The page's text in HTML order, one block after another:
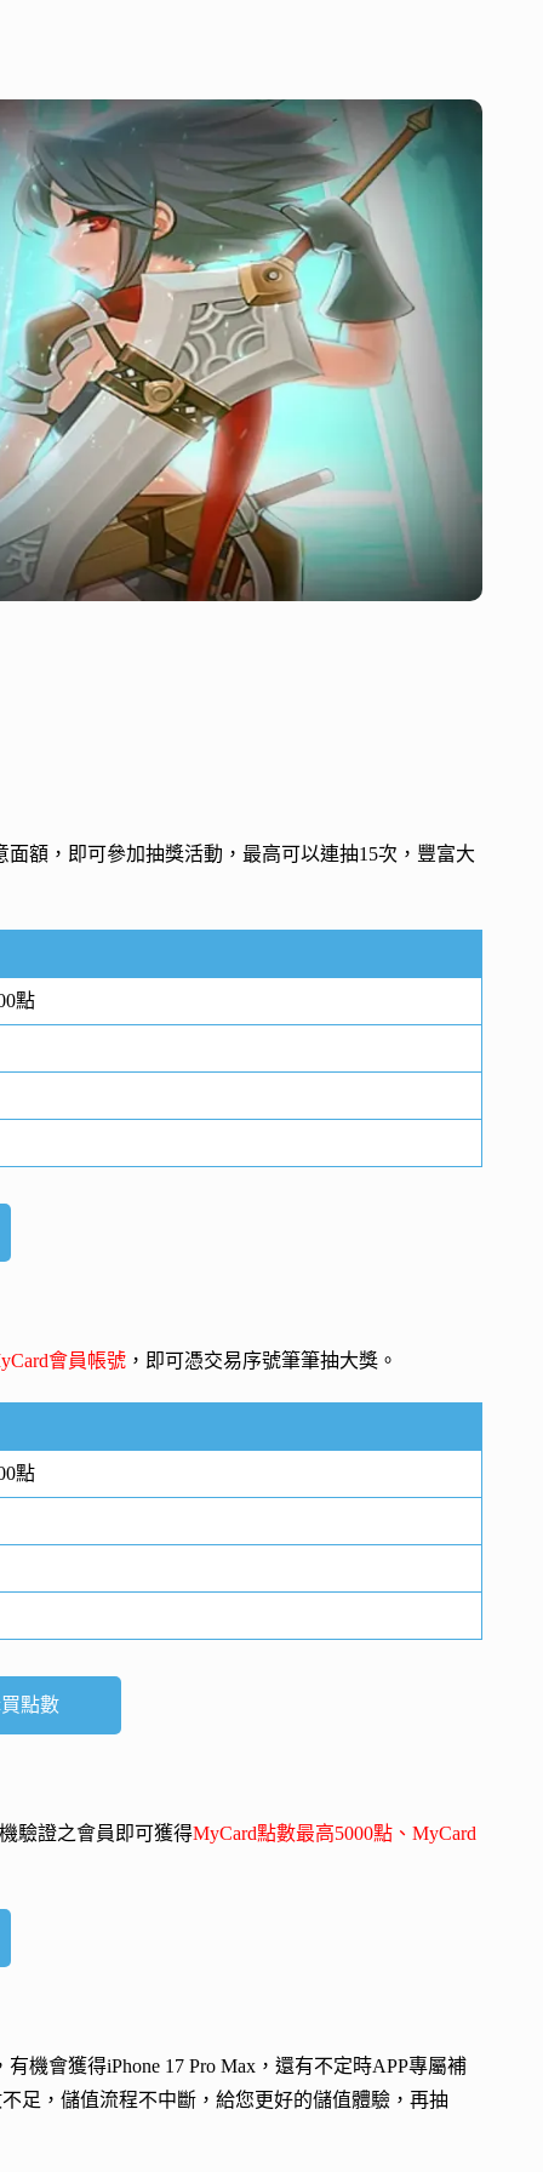
面額，即可參加抽獎活動，最高可以連抽15次，豐富大
點
會員帳號 ，即可憑交易序號筆筆抽大獎。
點
點數
機驗證之會員即可獲得MyCard點數最高5000點、MyCard
有機會獲得iPhone 17 Pro Max ，還有不定時APP專屬補
足，儲值流程不中斷，給您更好的儲值體驗，再抽